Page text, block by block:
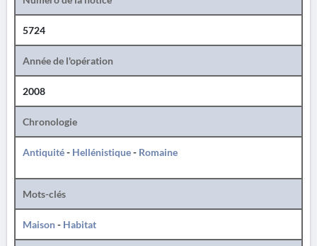
5724
Année de l'opération
2008
Chronologie
Antiquité- Hellénistique- Romaine
Mots-clés
Maison- Habitat